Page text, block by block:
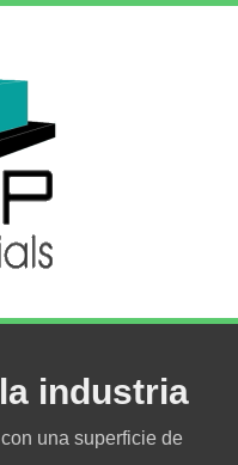
industria
una superficie de